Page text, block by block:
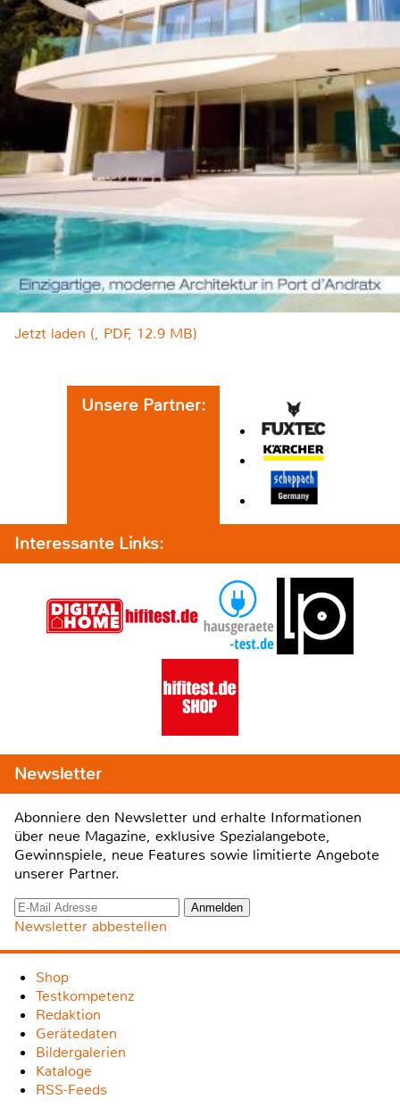
Jetzt laden (, PDF, 12.9 MB)
Unsere Partner:
Interessante Links:
Newsletter
Abonniere den Newsletter und erhalte Informationen
über neue Magazine, exklusive Spezialangebote,
Gewinnspiele, neue Features sowie limitierte Angebote
unserer Partner.
Newsletter abbestellen
Shop
Testkompetenz
Redaktion
Gerätedaten
Bildergalerien
Kataloge
RSS-Feeds